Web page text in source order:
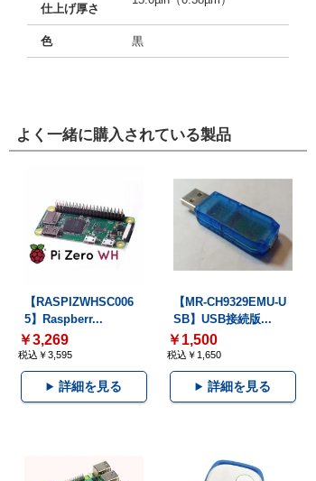
仕上げ厚さ
色 黒
よく一緒に購入されている製品
【RASPIZWHSC006
5】Raspberr...
￥3,269
税込￥3,595
詳細を見る
【MR-CH9329EMU-U
SB】USB接続版...
￥1,500
税込￥1,650
詳細を見る